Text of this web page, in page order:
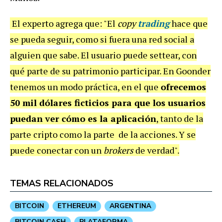
El experto agrega que: "El copytradinghace que
se pueda seguir, como si fuera una red social a
alguien que sabe. El usuario puede settear, con
qué parte de su patrimonio participar. En Goonder
tenemos un modo práctica, en el que ofrecemos
50 mil dólares ficticios para que los usuarios
puedan ver cómo es la aplicación, tanto de la
parte cripto como la parte de la acciones. Y se
puede conectar con un brokersde verdad".
TEMAS RELACIONADOS
BITCOIN ETHEREUM
ARGENTINA